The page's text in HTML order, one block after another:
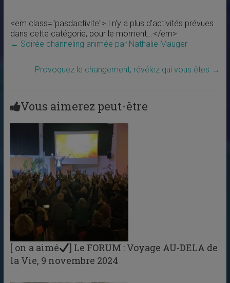
<em class="pasdactivite">Il n'y a plus d'activités prévues
dans cette catégorie, pour le moment...</em>
← Soirée channeling animée par Nathalie Mauger
Provoquez le changement, révélez qui vous êtes →
Vous aimerez peut-être
[ on a aimé
] Le FORUM : Voyage AU-DELA de
la Vie, 9 novembre 2024